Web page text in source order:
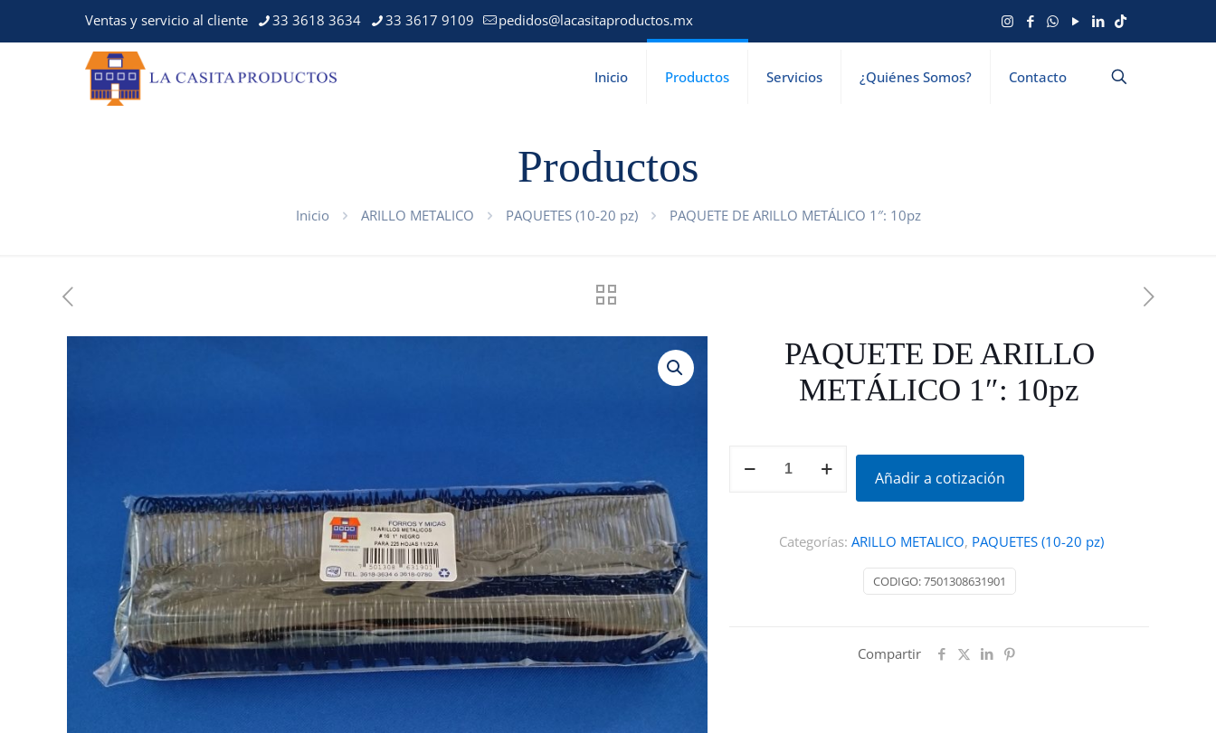
Ventas y servicio al cliente 33 3618 3634 33 3617 9109 pedidos@lacasitaproductos.mx
Inicio Productos Servicios ¿Quiénes Somos? Contacto
Productos
Inicio ARILLO METALICO PAQUETES (10-20 pz) PAQUETE DE ARILLO METÁLICO 1″: 10pz
PAQUETE DE ARILLO
METÁLICO 1″: 10pz
METÁLICO
Añadir a cotización
CODIGO:7501308631901
Categorías: ARILLO METALICO, PAQUETES (10-20 pz)
Compartir